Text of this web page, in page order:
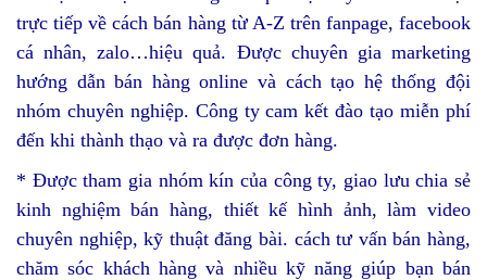
trực tiếp về cách bán hàng từ A-Z trên fanpage, facebook
cá nhân, zalo…hiệu quả. Được chuyên gia marketing
hướng dẫn bán hàng online và cách tạo hệ thống đội
nhóm chuyên nghiệp. Công ty cam kết đào tạo miễn phí
đến khi thành thạo và ra được đơn hàng.
* Được tham gia nhóm kín của công ty, giao lưu chia sẻ
kinh nghiệm bán hàng, thiết kế hình ảnh, làm video
chuyên nghiệp, kỹ thuật đăng bài. cách tư vấn bán hàng,
chăm sóc khách hàng và nhiều kỹ năng giúp bạn bán